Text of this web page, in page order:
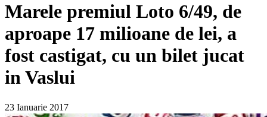
Marele premiul Loto 6/49, de
aproape 17 milioane de lei, a
fost castigat, cu un bilet jucat
in Vaslui
23 Ianuarie 2017